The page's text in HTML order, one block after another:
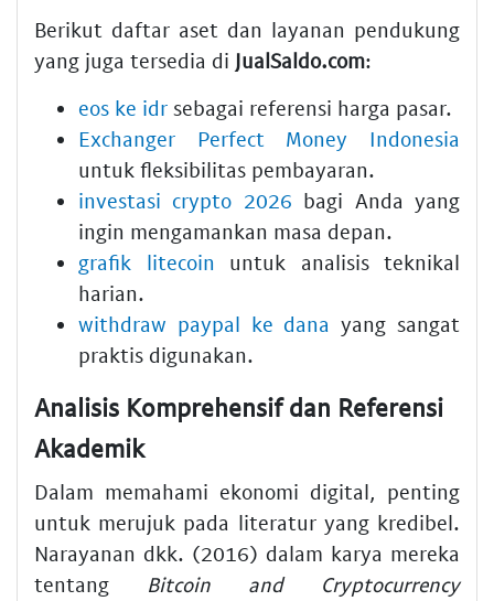
Berikut daftar aset dan layanan pendukung
yang juga tersedia di JualSaldo.com:
eos ke idr sebagai referensi harga pasar.
Exchanger Perfect Money Indonesia
untuk fleksibilitas pembayaran.
investasi crypto 2026 bagi Anda yang
ingin mengamankan masa depan.
grafik litecoin untuk analisis teknikal
harian.
withdraw paypal ke dana yang sangat
praktis digunakan.
Analisis Komprehensif dan Referensi
Akademik
Dalam memahami ekonomi digital, penting
untuk merujuk pada literatur yang kredibel.
Narayanan dkk. (2016) dalam karya mereka
tentang Bitcoin and Cryptocurrency